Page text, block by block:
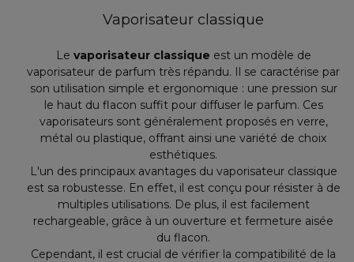
Vaporisateur classique
Le vaporisateur classique est un modèle de
vaporisateur de parfum très répandu. Il se caractérise par
son utilisation simple et ergonomique : une pression sur
le haut du flacon suffit pour diffuser le parfum. Ces
vaporisateurs sont généralement proposés en verre,
métal ou plastique, offrant ainsi une variété de choix
esthétiques.
L'un des principaux avantages du vaporisateur classique
est sa robustesse. En effet, il est conçu pour résister à de
multiples utilisations. De plus, il est facilement
rechargeable, grâce à un ouverture et fermeture aisée
du flacon.
Cependant, il est crucial de vérifier la compatibilité de la